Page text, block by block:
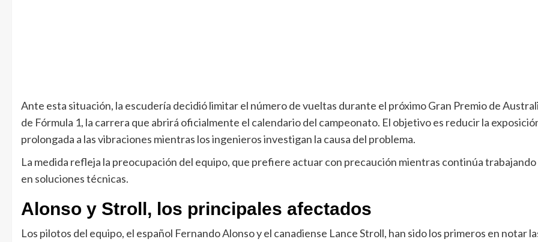
Ante esta situación, la escudería decidió limitar el número de vueltas durante el próximo Gran Premio de
de Fórmula 1, la carrera que abrirá oficialmente el calendario del campeonato. El objetivo es reducir la
prolongada a las vibraciones mientras los ingenieros investigan la causa del problema.
La medida refleja la preocupación del equipo, que prefiere actuar con precaución mientras continúa trabajando
en soluciones técnicas.
Alonso y Stroll, los principales afectados
Los pilotos del equipo, el español Fernando Alonso y el canadiense Lance Stroll, han sido los primeros en notar